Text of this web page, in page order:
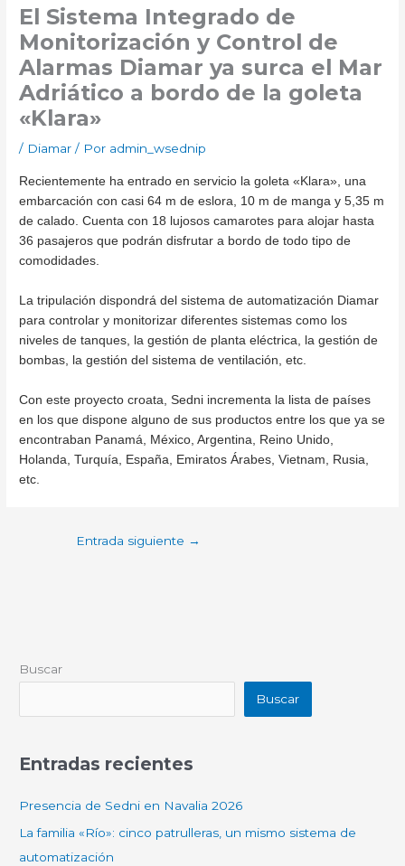
El Sistema Integrado de
Monitorización y Control de
Alarmas Diamar ya surca el Mar
Adriático a bordo de la goleta
«Klara»
/ Diamar / Por admin_wsednip
Recientemente ha entrado en servicio la goleta «Klara», una
embarcación con casi 64 m de eslora, 10 m de manga y 5,35 m
de calado. Cuenta con 18 lujosos camarotes para alojar hasta
36 pasajeros que podrán disfrutar a bordo de todo tipo de
comodidades.
La tripulación dispondrá del sistema de automatización Diamar
para controlar y monitorizar diferentes sistemas como los
niveles de tanques, la gestión de planta eléctrica, la gestión de
bombas, la gestión del sistema de ventilación, etc.
Con este proyecto croata, Sedni incrementa la lista de países
en los que dispone alguno de sus productos entre los que ya se
encontraban Panamá, México, Argentina, Reino Unido,
Holanda, Turquía, España, Emiratos Árabes, Vietnam, Rusia,
etc.
Entrada siguiente →
Buscar
Buscar
Entradas recientes
Presencia de Sedni en Navalia 2026
La familia «Río»: cinco patrulleras, un mismo sistema de
automatización